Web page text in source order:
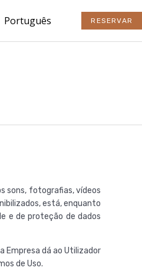
Skip
content
Português RESERVAR
sons, fotografias, vídeos
está, enquanto
e de proteção de dados
Empresa dá ao Utilizador
de Uso.